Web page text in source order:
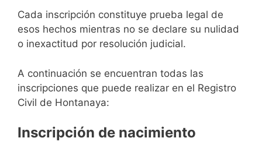
Cada inscripción constituye prueba legal de
esos hechos mientras no se declare su nulidad
o inexactitud por resolución judicial.
A continuación se encuentran todas las
inscripciones que puede realizar en el Registro
Civil de Hontanaya:
Inscripción de nacimiento